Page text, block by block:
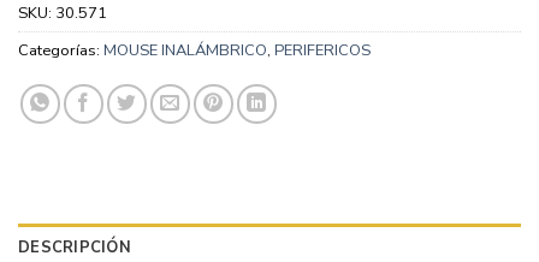
SKU: 30.571
Categorías: MOUSE INALÁMBRICO, PERIFERICOS
DESCRIPCIÓN